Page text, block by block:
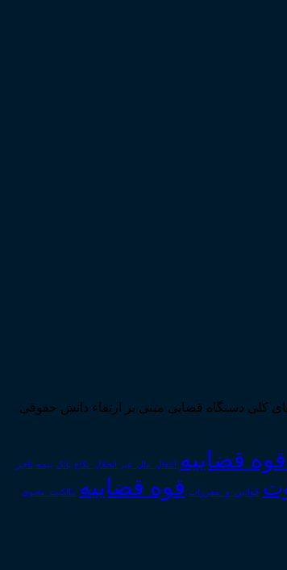
بیست ساله کشور و سیاست‌های کلی دستگاه قضایی مبنی بر ارتقاء دانش حقوقی
قضاییه انتقال_مال_غیر انحلال_نکاح بانک بیمه تاجر
قوانین_و_مقررات قوه قضاییه مالکیت_معنوی